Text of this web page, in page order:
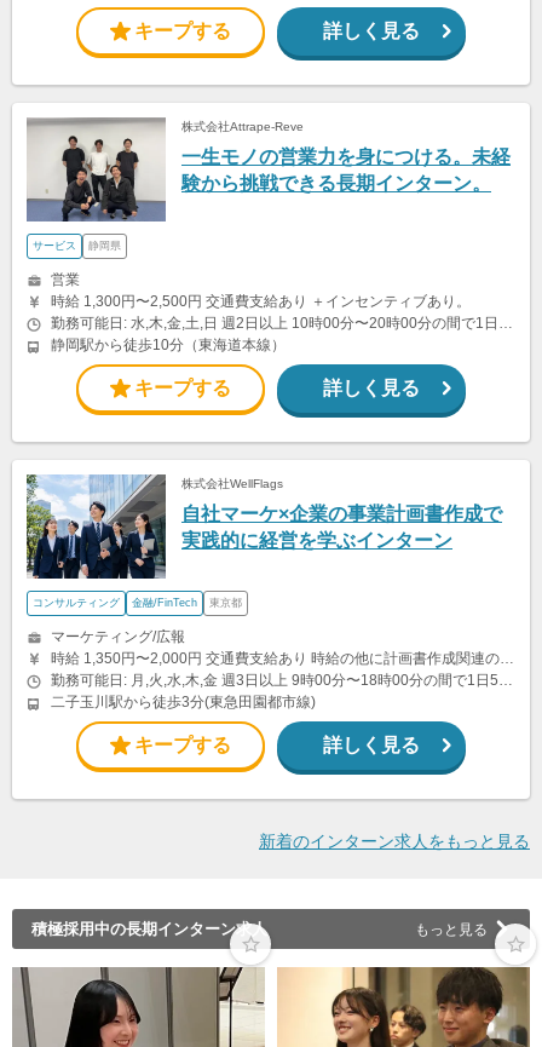
キープする 詳しく見る
株式会社Attrape-Reve
一生モノの営業力を身につける。未経
験から挑戦できる長期インターン。
サービス 静岡県
営業
時給 1,300円〜2,500円 交通費支給あり ＋インセンティブあり。
勤務可能日: 水,木,金,土,日 週2日以上 10時00分〜20時00分の間で1日4時間以上
静岡駅から徒歩10分（東海道本線）
キープする 詳しく見る
株式会社WellFlags
自社マーケ×企業の事業計画書作成で
実践的に経営を学ぶインターン
コンサルティング 金融/FinTech 東京都
マーケティング/広報
時給 1,350円〜2,000円 交通費支給あり 時給の他に計画書作成関連のインセンティブが発生する可能性あり
勤務可能日: 月,火,水,木,金 週3日以上 9時00分〜18時00分の間で1日5時間以上 平日勤務を基本とさせていただきます。
二子玉川駅から徒歩3分(東急田園都市線)
キープする 詳しく見る
新着のインターン求人をもっと見る
積極採用中の長期インターン求人 もっと見る